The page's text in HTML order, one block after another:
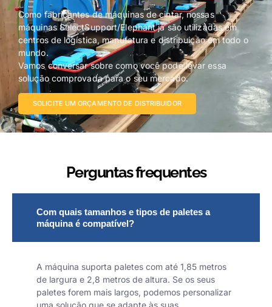
Como fabricantes de máquinas de cintar, nossas
máquinas SelectSupport/Elephant já são utilizadas em
centros de logística, manufatura e distribuição em todo o
mundo.
Vamos conversar sobre como você pode levar essa
solução comprovada para o seu mercado.
SOLICITE UM ORÇAMENTO DE DISTRIBUIDOR
Perguntas frequentes
Com quais tamanhos e tipos de paletes a
máquina é compatível?
A máquina suporta paletes com até 1,85 metros
de largura e 2,8 metros de altura. Se os seus
paletes forem mais largos, podemos personalizar